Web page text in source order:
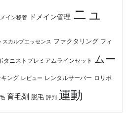
メイン移管 ドメイン管理 ニュ
スカルプエッセンス ファクタリング フィ
タニストプレミアムラインセット
ムー
キング レビュー レンタルサーバー ロリポ
育毛剤 脱毛 評判 運動